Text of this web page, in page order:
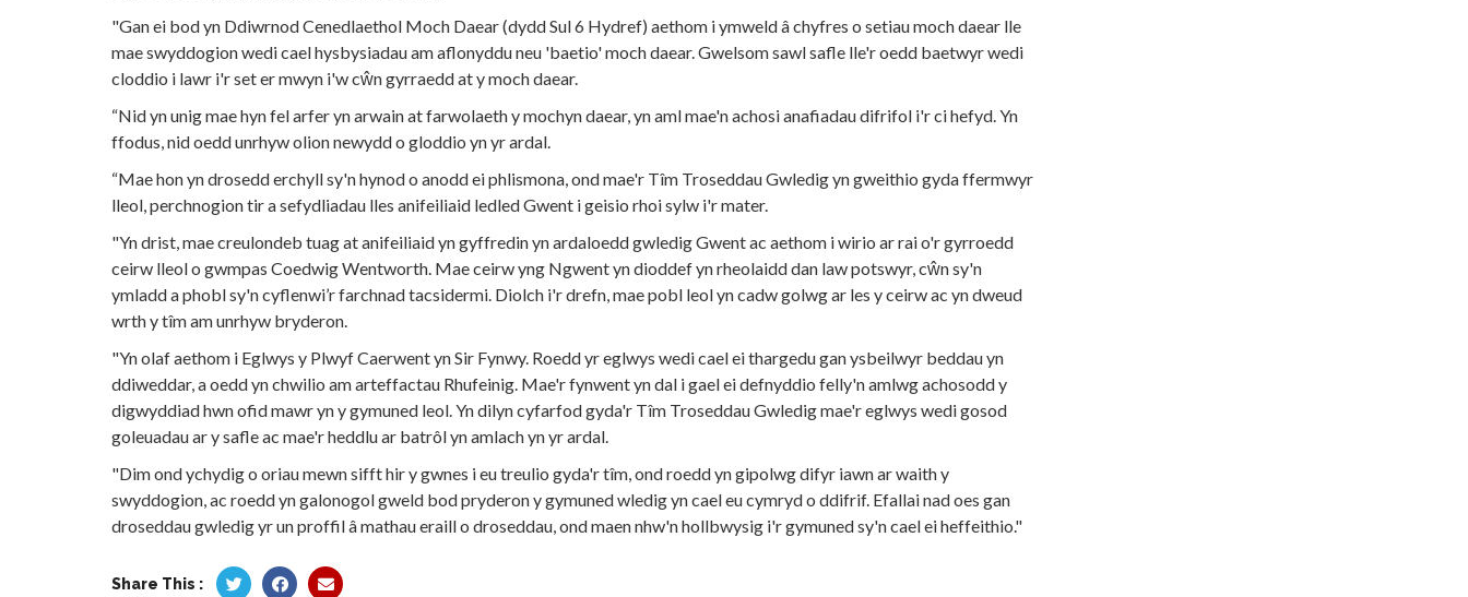
"Gan ei bod yn Ddiwrnod Cenedlaethol Moch Daear (dydd Sul 6 Hydref) aethom i ymweld â chyfres o setiau moch daear lle
mae swyddogion wedi cael hysbysiadau am aflonyddu neu 'baetio' moch daear. Gwelsom sawl safle lle'r oedd baetwyr wedi
cloddio i lawr i'r set er mwyn i'w cŵn gyrraedd at y moch daear.
“Nid yn unig mae hyn fel arfer yn arwain at farwolaeth y mochyn daear, yn aml mae'n achosi anafiadau difrifol i'r ci hefyd. Yn
ffodus, nid oedd unrhyw olion newydd o gloddio yn yr ardal.
“Mae hon yn drosedd erchyll sy'n hynod o anodd ei phlismona, ond mae'r Tîm Troseddau Gwledig yn gweithio gyda ffermwyr
lleol, perchnogion tir a sefydliadau lles anifeiliaid ledled Gwent i geisio rhoi sylw i'r mater.
"Yn drist, mae creulondeb tuag at anifeiliaid yn gyffredin yn ardaloedd gwledig Gwent ac aethom i wirio ar rai o'r gyrroedd
ceirw lleol o gwmpas Coedwig Wentworth. Mae ceirw yng Ngwent yn dioddef yn rheolaidd dan law potswyr, cŵn sy'n
ymladd a phobl sy'n cyflenwi’r farchnad tacsidermi. Diolch i'r drefn, mae pobl leol yn cadw golwg ar les y ceirw ac yn dweud
wrth y tîm am unrhyw bryderon.
"Yn olaf aethom i Eglwys y Plwyf Caerwent yn Sir Fynwy. Roedd yr eglwys wedi cael ei thargedu gan ysbeilwyr beddau yn
ddiweddar, a oedd yn chwilio am arteffactau Rhufeinig. Mae'r fynwent yn dal i gael ei defnyddio felly'n amlwg achosodd y
digwyddiad hwn ofid mawr yn y gymuned leol. Yn dilyn cyfarfod gyda'r Tîm Troseddau Gwledig mae'r eglwys wedi gosod
goleuadau ar y safle ac mae'r heddlu ar batrôl yn amlach yn yr ardal.
"Dim ond ychydig o oriau mewn sifft hir y gwnes i eu treulio gyda'r tîm, ond roedd yn gipolwg difyr iawn ar waith y
swyddogion, ac roedd yn galonogol gweld bod pryderon y gymuned wledig yn cael eu cymryd o ddifrif. Efallai nad oes gan
droseddau gwledig yr un proffil â mathau eraill o droseddau, ond maen nhw'n hollbwysig i'r gymuned sy'n cael ei heffeithio."
Share This :